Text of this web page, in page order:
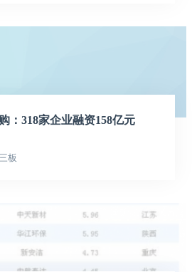
：318家企业融资158亿元
板